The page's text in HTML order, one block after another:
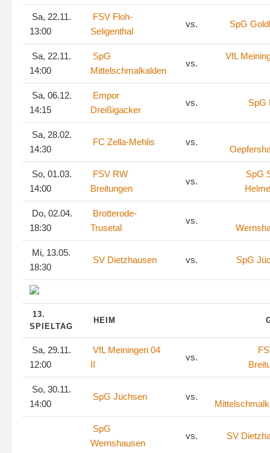
Sa, 22.11.
13:00
FSV Floh-
Seligenthal
vs. SpG
Sa, 22.11.
14:00
SpG
Mittelschmalkalden
vs.
VfL
Sa, 06.12.
14:15
Empor
Dreißigacker
vs. SpG
Sa, 28.02.
14:30
FC Zella-Mehlis vs.
So, 01.03.
14:00
FSV RW
Breitungen
vs.
SpG
Do, 02.04.
18:30
Brotterode-
Trusetal
vs.
Mi, 13.05.
18:30
SV Dietzhausen vs. SpG
13.
SPIELTAG
HEIM
Sa, 29.11.
12:00
VfL Meiningen 04
II
vs.
So, 30.11.
14:00
SpG Jüchsen vs.
SpG
Wernshausen
vs. SV